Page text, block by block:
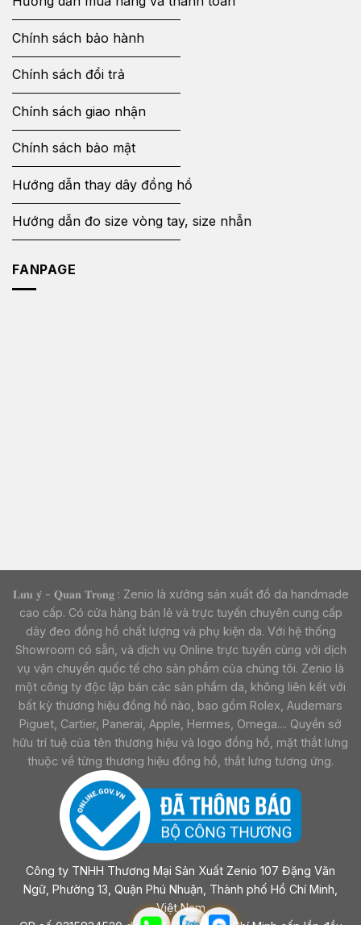
Chính sách bảo hành
Chính sách đổi trả
Chính sách giao nhận
Chính sách bảo mật
Hướng dẫn thay dây đồng hồ
Hướng dẫn đo size vòng tay, size nhẫn
FANPAGE
𝐋𝐮̛𝐮 𝐲́ - 𝐐𝐮𝐚𝐧 𝐓𝐫𝐨̣𝐧𝐠 : Zenio là xưởng sản xuất đồ da handmade
cao cấp. Có cửa hàng bán lẻ và trực tuyến chuyên cung cấp
dây đeo đồng hồ chất lượng và phụ kiện da. Với hệ thống
Showroom có sẵn, và dịch vụ Online trực tuyến cùng với dịch
vụ vận chuyển quốc tế cho sản phẩm của chúng tôi. Zenio là
một công ty độc lập bán các sản phẩm da, không liên kết với
bất kỳ thương hiệu đồng hồ nào, bao gồm Rolex, Audemars
Piguet, Cartier, Panerai, Apple, Hermes, Omega.... Quyền sở
hữu trí tuệ của tên thương hiệu và logo đồng hồ, mặt thắt lưng
thuộc về từng thương hiệu đồng hồ, thắt lưng tương ứng.
Công ty TNHH Thương Mại Sản Xuất Zenio 107 Đặng Văn
Ngữ, Phường 13, Quận Phú Nhuận, Thành phố Hồ Chí Minh,
Việt Nam